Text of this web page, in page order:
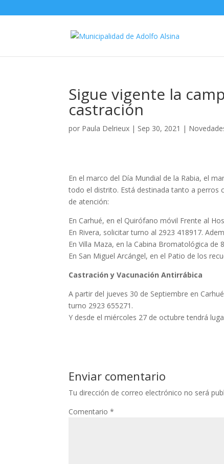
Sigue vigente la
castración
por Paula Delrieux | Sep 30, 2021 |
En el marco del Día Mundial de la Rabia, el
todo el distrito. Está destinada tanto a perros
de atención:
En Carhué, en el Quirófano móvil Frente al
En Rivera, solicitar turno al 2923 418917.
En Villa Maza, en la Cabina Bromatológica de
En San Miguel Arcángel, en el Patio de los
Castración y Vacunación Antirrábica
A partir del jueves 30 de Septiembre en
turno 2923 655271.
Y desde el miércoles 27 de octubre tendrá
Enviar comentario
Tu dirección de correo electrónico no será
Comentario*